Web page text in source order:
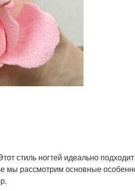
стиль ногтей идеально
мы рассмотрим основные